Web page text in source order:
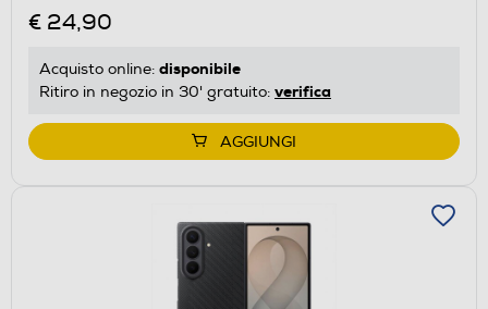
€ 24,90
Acquisto online: disponibile
Ritiro in negozio in 30' gratuito: verifica
AGGIUNGI